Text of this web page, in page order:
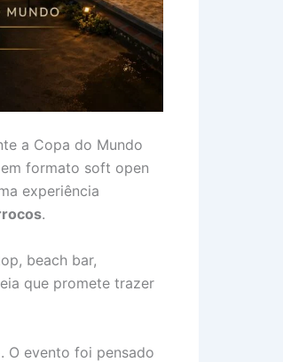
a Copa do Mundo
formato soft open
experiência
.
beach bar,
que promete trazer
O evento foi pensado